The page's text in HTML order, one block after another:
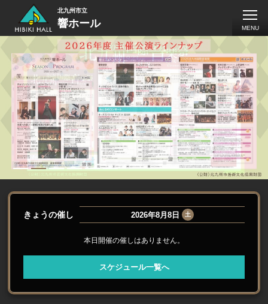
北九州市立
響ホール MENU
1 2 3 4 5 6
2026年8月8日 土
きょうの催し
本日開催の催しはありません。
スケジュール一覧へ
【全ラインナップ公開！】2026年度 響...
北九州市立響ホール 公式Instagra...